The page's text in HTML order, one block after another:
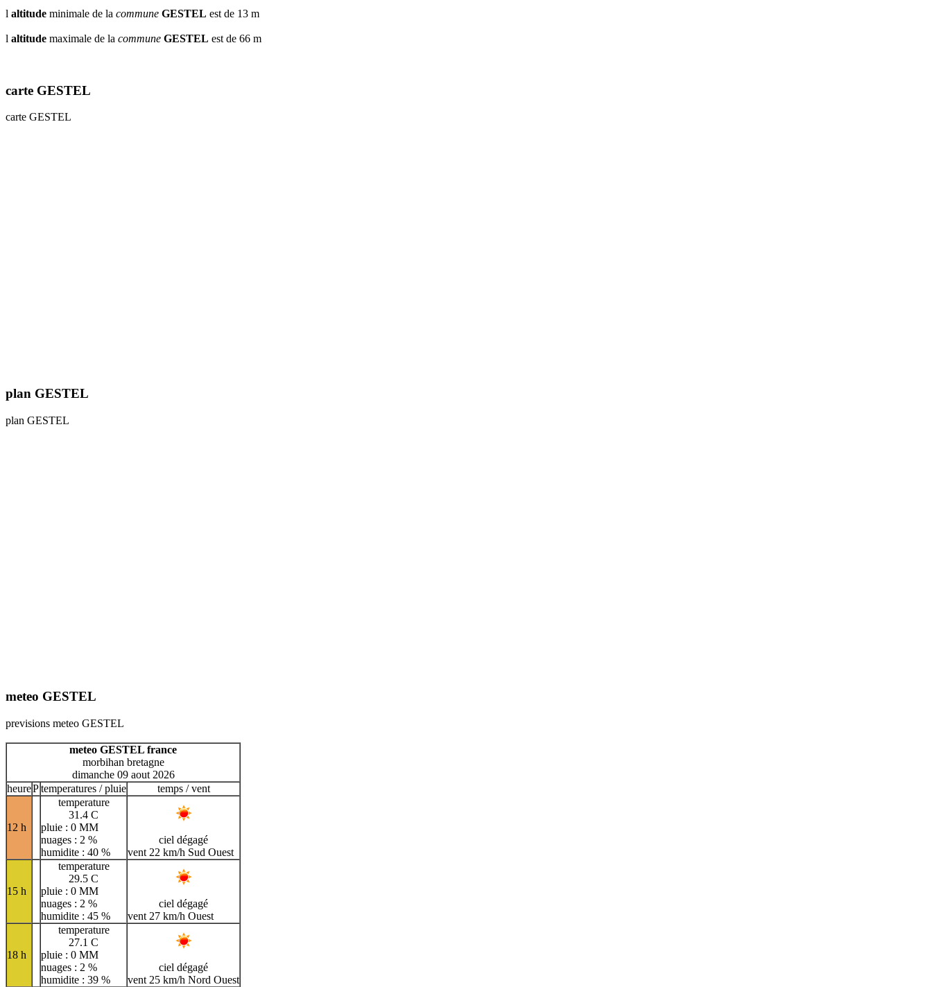
l altitude minimale de la commune GESTEL est de 13 m
l altitude maximale de la commune GESTEL est de 66 m
carte GESTEL
carte GESTEL
plan GESTEL
plan GESTEL
meteo GESTEL
previsions meteo GESTEL
meteo GESTEL france
morbihan bretagne
dimanche 09 aout 2026
heurePtemperatures / pluie temps / vent
12 h
temperature
31.4 C
pluie : 0 MM
nuages : 2 %
humidite : 40 %
ciel dégagé
vent 22 km/h Sud Ouest
15 h
temperature
29.5 C
pluie : 0 MM
nuages : 2 %
humidite : 45 %
ciel dégagé
vent 27 km/h Ouest
18 h
temperature
27.1 C
pluie : 0 MM
nuages : 2 %
humidite : 39 %
ciel dégagé
vent 25 km/h Nord Ouest